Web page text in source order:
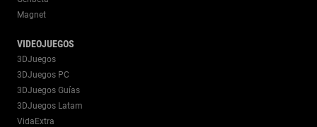
Magnet
VIDEOJUEGOS
3DJuegos
3DJuegos PC
3DJuegos Guías
3DJuegos Latam
VidaExtra